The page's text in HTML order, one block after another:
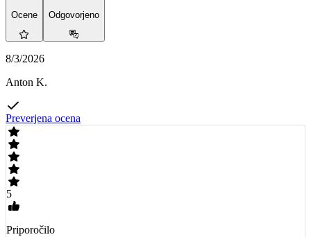
Ocene
Odgovorjeno
8/3/2026
Anton K.
Preverjena ocena
5
Priporočilo